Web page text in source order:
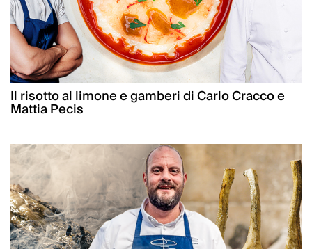
Il risotto al limone e gamberi di Carlo Cracco e
Mattia Pecis